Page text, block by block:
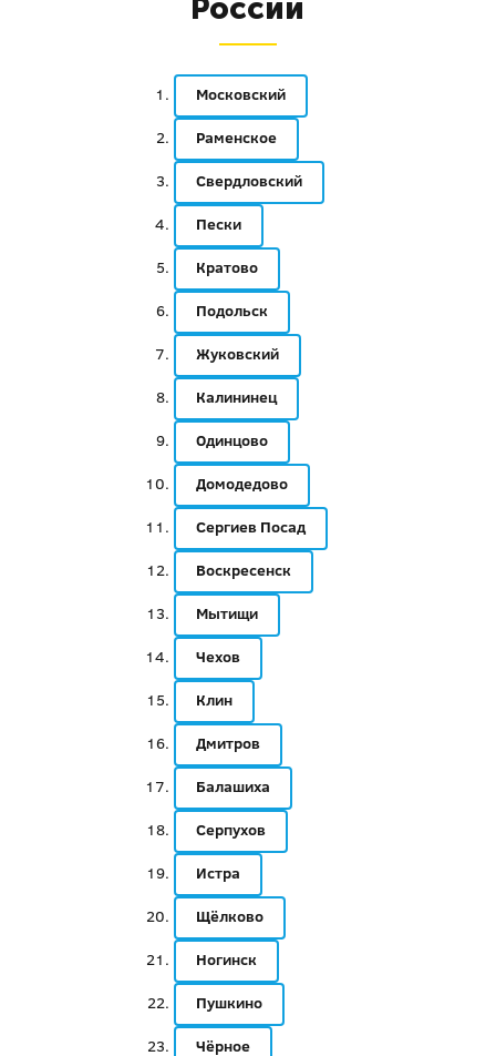
России
Московский
Раменское
Свердловский
Пески
Кратово
Подольск
Жуковский
Калининец
Одинцово
Домодедово
Сергиев Посад
Воскресенск
Мытищи
Чехов
Клин
Дмитров
Балашиха
Серпухов
Истра
Щёлково
Ногинск
Пушкино
Чёрное